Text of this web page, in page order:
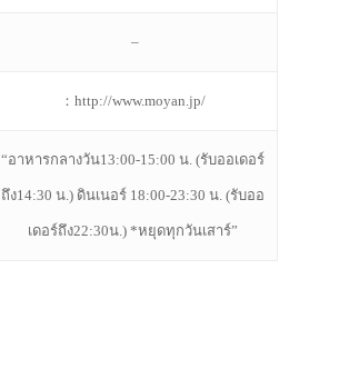
–
：http://www.moyan.jp/
“อาหารกลางวัน13:00-15:00 น. (รับออเดอร์
ถึง14:30 น.) ดินเนอร์ 18:00-23:30 น. (รับออ
เดอร์ถึง22:30น.) *หยุดทุกวันเสาร์”